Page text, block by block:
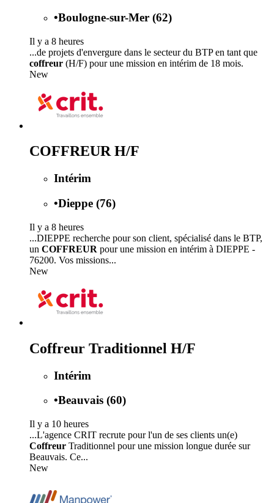
•Boulogne-sur-Mer (62)
Il y a 8 heures
...de projets d'envergure dans le secteur du BTP en tant que
coffreur (H/F) pour une mission en intérim de 18 mois.
New
COFFREUR H/F
Intérim
•Dieppe (76)
Il y a 8 heures
...DIEPPE recherche pour son client, spécialisé dans le BTP,
un COFFREUR pour une mission en intérim à DIEPPE -
76200. Vos missions...
New
Coffreur Traditionnel H/F
Intérim
•Beauvais (60)
Il y a 10 heures
...L'agence CRIT recrute pour l'un de ses clients un(e)
Coffreur Traditionnel pour une mission longue durée sur
Beauvais. Ce...
New